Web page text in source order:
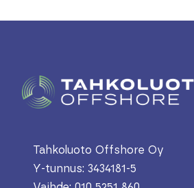
Tahkoluoto Offshore Oy
Y-tunnus: 3434181-5